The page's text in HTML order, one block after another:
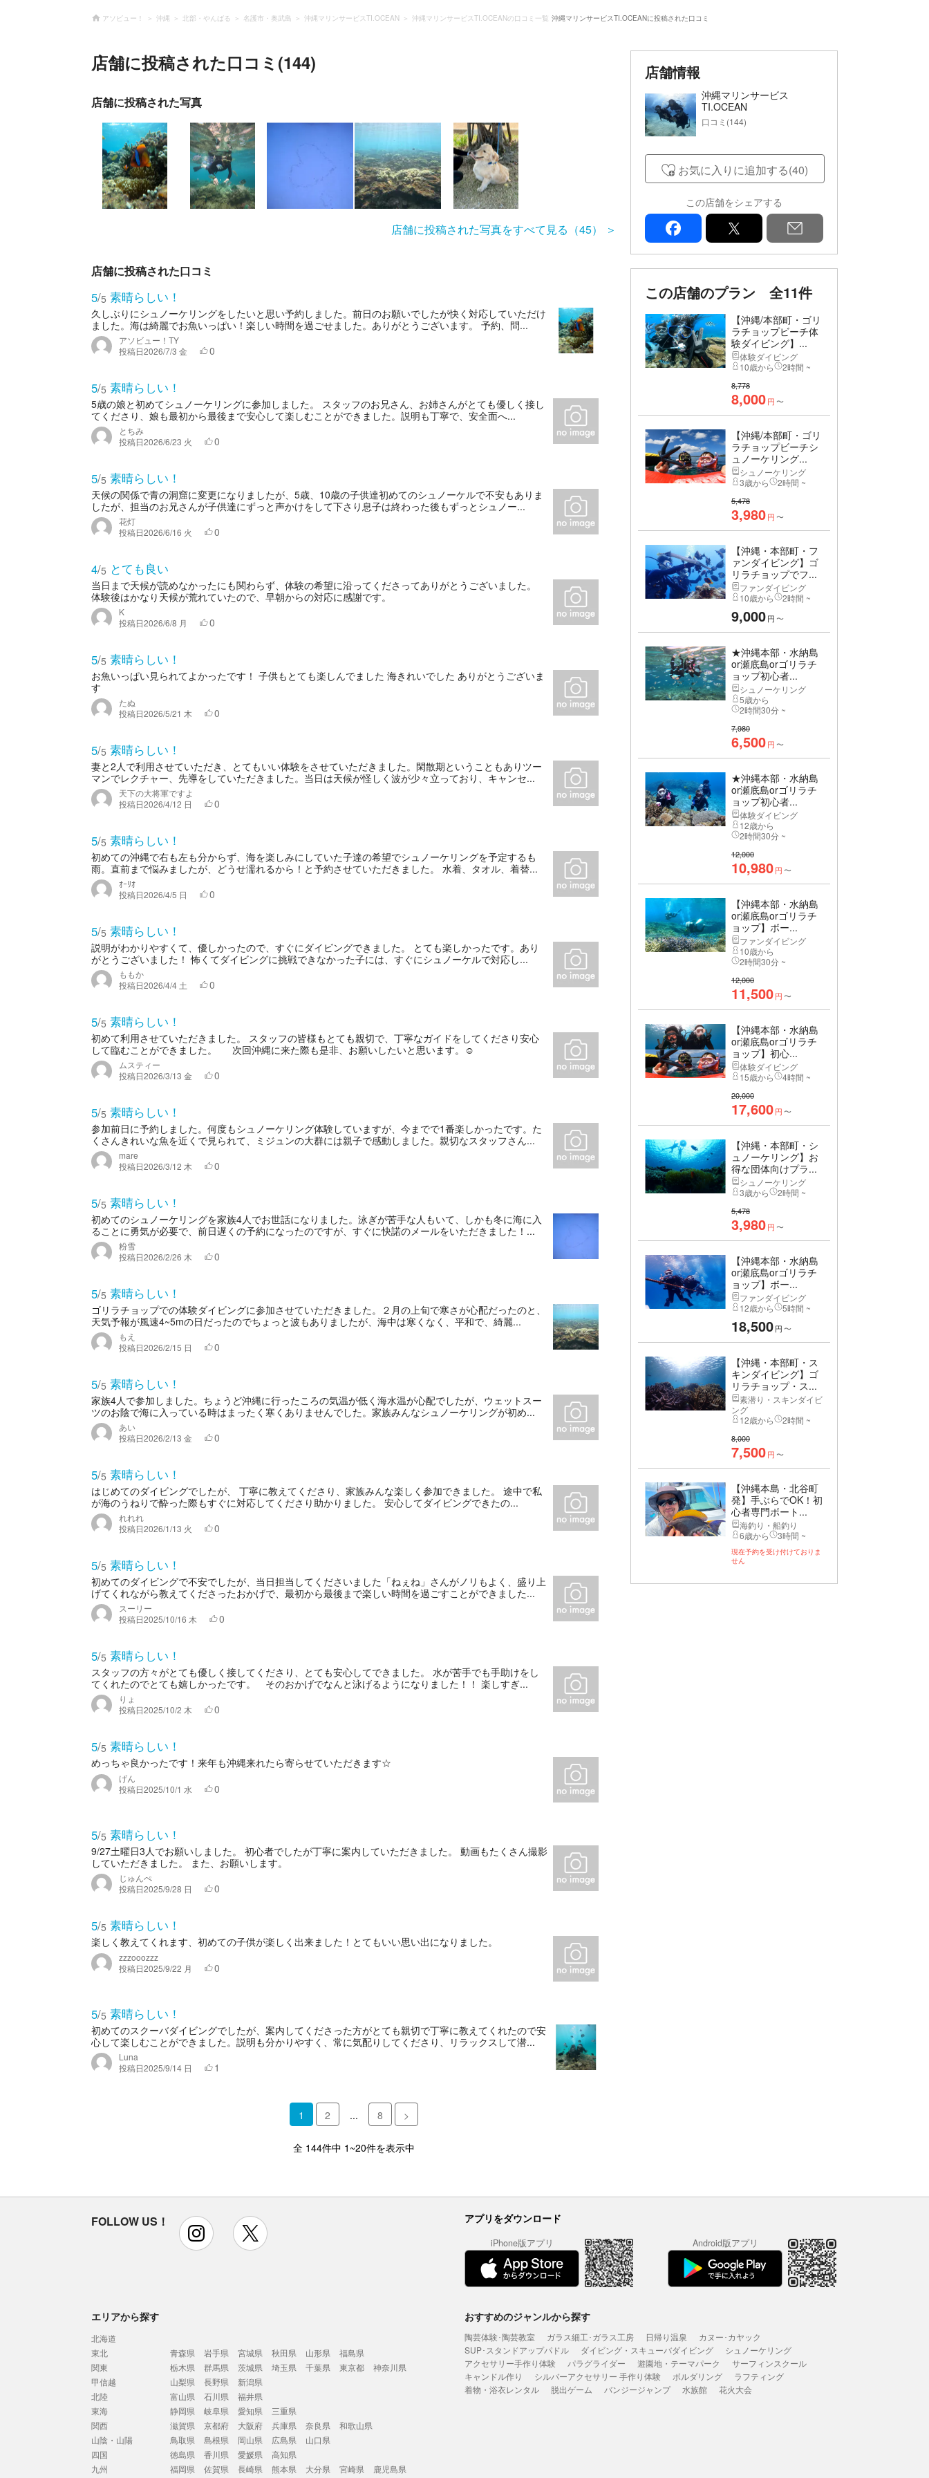
アソビュー！ 沖縄 北部・やんばる 名護市・奥武島 沖縄マリンサービスTI.OCEAN 沖縄マリンサービスTI.OCEANの口コミ一覧 沖縄マリンサービスTI.OCEANに投稿された口コミ
店舗に投稿された口コミ(144)
店舗に投稿された写真
店舗に投稿された写真をすべて見る（45）
店舗に投稿された口コミ
5/5 素晴らしい！
久しぶりにシュノーケリングをしたいと思い予約しました。前日のお願いでしたが快く対応していただけ
ました。海は綺麗でお魚いっぱい！楽しい時間を過ごせました。ありがとうございます。 予約、問...
アソビュー！TY
投稿日2026/7/3 金 0
5/5 素晴らしい！
5歳の娘と初めてシュノーケリングに参加しました。 スタッフのお兄さん、お姉さんがとても優しく接し
てくださり、娘も最初から最後まで安心して楽しむことができました。説明も丁寧で、安全面へ...
とちみ
投稿日2026/6/23 火 0
5/5 素晴らしい！
天候の関係で青の洞窟に変更になりましたが、5歳、10歳の子供達初めてのシュノーケルで不安もありま
したが、担当のお兄さんが子供達にずっと声かけをして下さり息子は終わった後もずっとシュノー...
花灯
投稿日2026/6/16 火 0
4/5 とても良い
当日まで天候が読めなかったにも関わらず、体験の希望に沿ってくださってありがとうございました。
体験後はかなり天候が荒れていたので、早朝からの対応に感謝です。
K
投稿日2026/6/8 月 0
5/5 素晴らしい！
お魚いっぱい見られてよかったです！ 子供もとても楽しんでました 海きれいでした ありがとうございま
す
たぬ
投稿日2026/5/21 木 0
5/5 素晴らしい！
妻と2人で利用させていただき、とてもいい体験をさせていただきました。閑散期ということもありツー
マンでレクチャー、先導をしていただきました。当日は天候が怪しく波が少々立っており、キャンセ...
天下の大将軍ですよ
投稿日2026/4/12 日 0
5/5 素晴らしい！
初めての沖縄で右も左も分からず、海を楽しみにしていた子達の希望でシュノーケリングを予定するも
雨。直前まで悩みましたが、どうせ濡れるから！と予約させていただきました。 水着、タオル、着替...
ｵｰﾘｵ
投稿日2026/4/5 日 0
5/5 素晴らしい！
説明がわかりやすくて、優しかったので、すぐにダイビングできました。 とても楽しかったです。あり
がとうございました！ 怖くてダイビングに挑戦できなかった子には、すぐにシュノーケルで対応し...
ももか
投稿日2026/4/4 土 0
5/5 素晴らしい！
初めて利用させていただきました。 スタッフの皆様もとても親切で、丁寧なガイドをしてくださり安心
して臨むことができました。 次回沖縄に来た際も是非、お願いしたいと思います。☺️
ムスティー
投稿日2026/3/13 金 0
5/5 素晴らしい！
参加前日に予約しました。何度もシュノーケリング体験していますが、今までで1番楽しかったです。た
くさんきれいな魚を近くで見られて、ミジュンの大群には親子で感動しました。親切なスタッフさん...
mare
投稿日2026/3/12 木 0
5/5 素晴らしい！
初めてのシュノーケリングを家族4人でお世話になりました。泳ぎが苦手な人もいて、しかも冬に海に入
ることに勇気が必要で、前日遅くの予約になったのですが、すぐに快諾のメールをいただきました！...
粉雪
投稿日2026/2/26 木 0
5/5 素晴らしい！
ゴリラチョップでの体験ダイビングに参加させていただきました。２月の上旬で寒さが心配だったのと、
天気予報が風速4~5mの日だったのでちょっと波もありましたが、海中は寒くなく、平和で、綺麗...
もえ
投稿日2026/2/15 日 0
5/5 素晴らしい！
家族4人で参加しました。ちょうど沖縄に行ったころの気温が低く海水温が心配でしたが、ウェットスー
ツのお陰で海に入っている時はまったく寒くありませんでした。家族みんなシュノーケリングが初め...
あい
投稿日2026/2/13 金 0
5/5 素晴らしい！
はじめてのダイビングでしたが、 丁寧に教えてくださり、家族みんな楽しく参加できました。 途中で私
が海のうねりで酔った際もすぐに対応してくださり助かりました。 安心してダイビングできたの...
れれれ
投稿日2026/1/13 火 0
5/5 素晴らしい！
初めてのダイビングで不安でしたが、当日担当してくださいました「ねぇね」さんがノリもよく、盛り上
げてくれながら教えてくださったおかげで、最初から最後まで楽しい時間を過ごすことができました...
スーリー
投稿日2025/10/16 木 0
5/5 素晴らしい！
スタッフの方々がとても優しく接してくださり、とても安心してできました。 水が苦手でも手助けをし
てくれたのでとても嬉しかったです。 そのおかげでなんと泳げるようになりました！！ 楽しすぎ...
りょ
投稿日2025/10/2 木 0
5/5 素晴らしい！
めっちゃ良かったです！来年も沖縄来れたら寄らせていただきます☆
げん
投稿日2025/10/1 水 0
5/5 素晴らしい！
9/27土曜日3人でお願いしました。 初心者でしたが丁寧に案内していただきました。 動画もたくさん撮影
していただきました。 また、お願いします。
じゅんぺ
投稿日2025/9/28 日 0
5/5 素晴らしい！
楽しく教えてくれます、初めての子供が楽しく出来ました！とてもいい思い出になりました。
zzzooozzz
投稿日2025/9/22 月 0
5/5 素晴らしい！
初めてのスクーバダイビングでしたが、案内してくださった方がとても親切で丁寧に教えてくれたので安
心して楽しむことができました。説明も分かりやすく、常に気配りしてくださり、リラックスして潜...
Luna
投稿日2025/9/14 日 1
1 2 ... 8 >
全 144件中 1~20件を表示中
店舗情報
沖縄マリンサービス
TI.OCEAN
口コミ(144)
お気に入りに追加する(40)
この店舗をシェアする
facebook
この店舗のプラン 全11件
【沖縄/本部町・ゴリ
ラチョップビーチ体
験ダイビング】...
体験ダイビング
10歳から
2時間 ~
8,778
8,000円 〜
【沖縄/本部町・ゴリ
ラチョップビーチシ
ュノーケリング...
シュノーケリング
3歳から
2時間 ~
5,478
3,980円 〜
【沖縄・本部町・フ
ァンダイビング】ゴ
リラチョップでフ...
ファンダイビング
10歳から
2時間 ~
9,000円 〜
★沖縄本部・水納島
or瀬底島orゴリラチ
ョップ初心者...
シュノーケリング
5歳から
2時間30分 ~
7,980
6,500円 〜
★沖縄本部・水納島
or瀬底島orゴリラチ
ョップ初心者...
体験ダイビング
12歳から
2時間30分 ~
12,000
10,980円 〜
【沖縄本部・水納島
or瀬底島orゴリラチ
ョップ】ボー...
ファンダイビング
10歳から
2時間30分 ~
12,000
11,500円 〜
【沖縄本部・水納島
or瀬底島orゴリラチ
ョップ】初心...
体験ダイビング
15歳から
4時間 ~
20,000
17,600円 〜
【沖縄・本部町・シ
ュノーケリング】お
得な団体向けプラ...
シュノーケリング
3歳から
2時間 ~
5,478
3,980円 〜
【沖縄本部・水納島
or瀬底島orゴリラチ
ョップ】ボー...
ファンダイビング
12歳から
5時間 ~
18,500円 〜
【沖縄・本部町・ス
キンダイビング】ゴ
リラチョップ・ス...
素潜り・スキンダイビ
ング
12歳から
2時間 ~
8,000
7,500円 〜
【沖縄本島・北谷町
発】手ぶらでOK！初
心者専門ボート...
海釣り・船釣り
6歳から
3時間 ~
現在予約を受け付けておりま
せん
FOLLOW US！ instagram アプリをダウンロード
iPhone版アプリ Android版アプリ
エリアから探す
北海道
東北
青森県 岩手県 宮城県 秋田県 山形県
福島県
関東
栃木県 群馬県 茨城県 埼玉県 千葉県 東京都
神奈川県
甲信越
山梨県 長野県
新潟県
北陸
富山県 石川県
福井県
東海
静岡県 岐阜県 愛知県
三重県
関西
滋賀県 京都府 大阪府 兵庫県 奈良県
和歌山県
山陰・山陽
鳥取県 島根県 岡山県 広島県
山口県
四国
徳島県 香川県 愛媛県
高知県
九州
福岡県 佐賀県 長崎県 熊本県 大分県 宮崎県
鹿児島県
おすすめのジャンルから探す
陶芸体験･陶芸教室 ガラス細工･ガラス工房 日帰り温泉
カヌー･カヤック
SUP･スタンドアップパドル
ダイビング・スキューバダイビング
シュノーケリング
アクセサリー手作り体験
パラグライダー 遊園地・テーマパーク
サーフィンスクール
キャンドル作り
シルバーアクセサリー 手作り体験 ボルダリング
ラフティング
着物・浴衣レンタル
脱出ゲーム バンジージャンプ 水族館 花火大会